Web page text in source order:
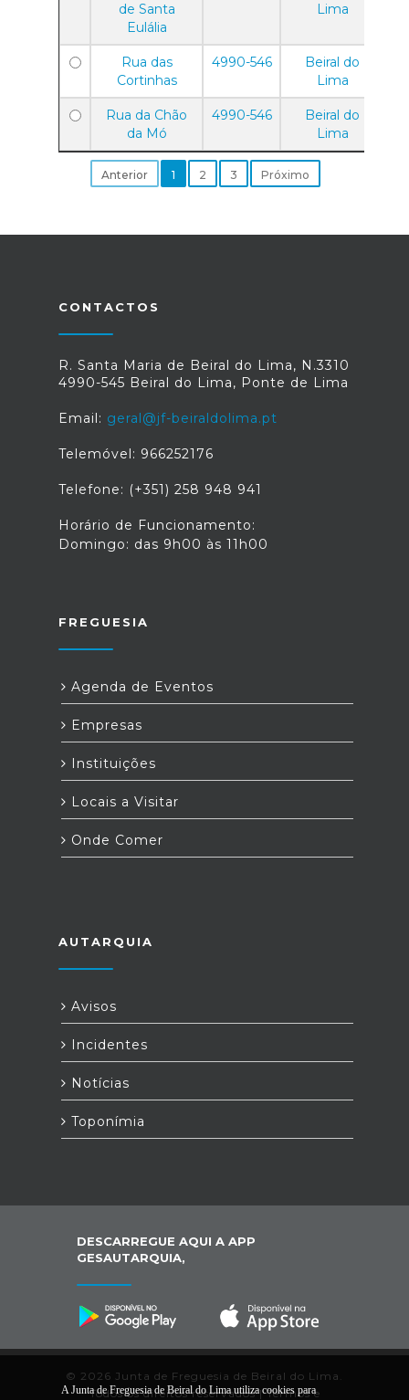
de Santa
Eulália
Lima
Rua das
Cortinhas
4990-546
Beiral do
Lima
Rua da Chão
da Mó
4990-546
Beiral do
Lima
Anterior 1 2 3 Próximo
CONTACTOS
R. Santa Maria de Beiral do Lima, N.3310
4990-545 Beiral do Lima, Ponte de Lima
Email: geral@jf-beiraldolima.pt
Telemóvel: 966252176
Telefone: (+351) 258 948 941
Horário de Funcionamento:
Domingo: das 9h00 às 11h00
FREGUESIA
Agenda de Eventos
Empresas
Instituições
Locais a Visitar
Onde Comer
AUTARQUIA
Avisos
Incidentes
Notícias
Toponímia
DESCARREGUE AQUI A APP
GESAUTARQUIA,
© 2026 Junta de Freguesia de Beiral do Lima.
Todos os direitos reservados |Termos e
A Junta de Freguesia de Beiral do Lima utiliza cookies para